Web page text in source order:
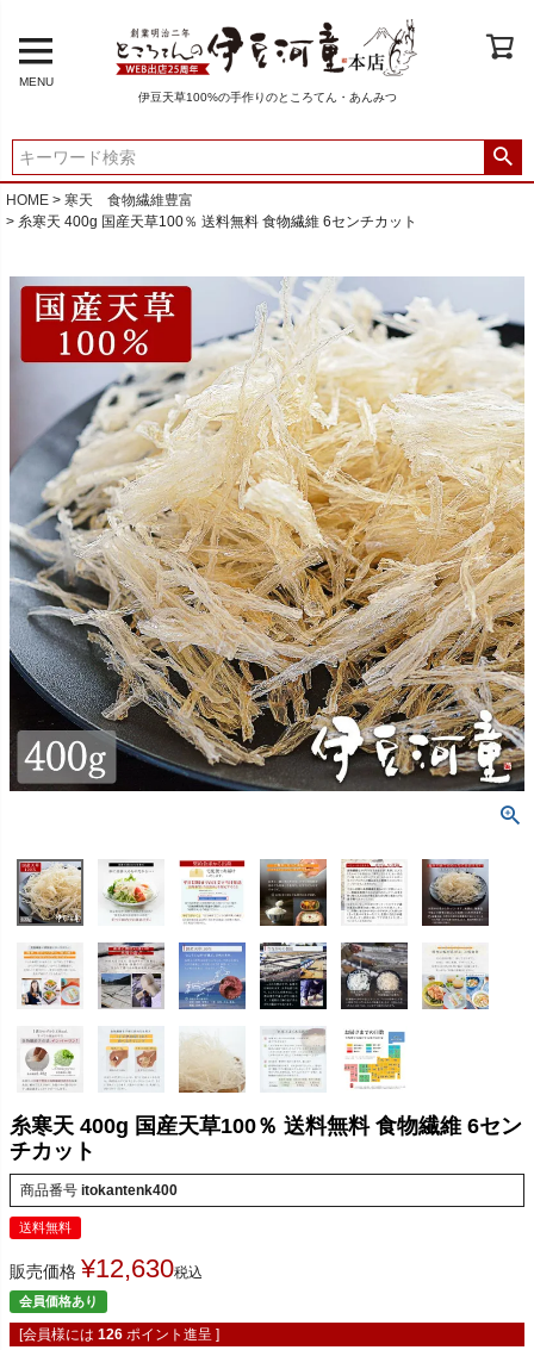
MENU
伊豆天草100%の手作りのところてん・あんみつ
HOME
寒天 食物繊維豊富
糸寒天 400g 国産天草100％ 送料無料 食物繊維 6センチカット
糸寒天 400g 国産天草100％ 送料無料 食物繊維 6セン
チカット
商品番号 itokantenk400
送料無料
販売価格 ¥12,630税込
会員価格あり
[会員様には 126 ポイント進呈 ]